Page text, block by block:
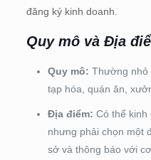
đăng ký kinh doanh.
Quy mô và Địa
Quy mô: Thường nhỏ
tạp hóa, quán ăn,
Địa điểm: Có thể kinh
nhưng phải chọn một
sở và thông báo với